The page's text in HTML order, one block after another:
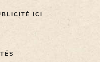
ICI